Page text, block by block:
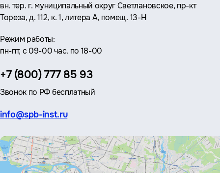
вн. тер. г. муниципальный округ Светлановское, пр-кт
Тореза, д. 112, к. 1, литера А, помещ. 13-Н
Режим работы:
пн-пт, с 09-00 час. по 18-00
Телефон:
+7 (800) 777 85 93
Звонок по РФ бесплатный
Эл.
info@spb-inst.ru